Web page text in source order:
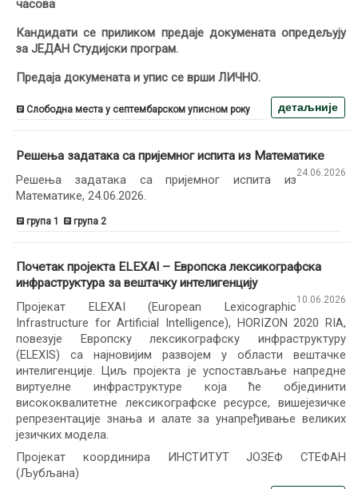
часова
Кандидати се приликом предаје докумената опредељују
за ЈЕДАН Студијски програм.
Предаја докумената и упис се врши ЛИЧНО.
Слободна места у септембарском уписном року детаљније
Решења задатака са пријемног испита из Математике
24.06.2026
Решења задатака са пријемног испита из
Математике, 24.06.2026.
група 1 група 2
Почетак пројекта ELEXAI – Европска лексикографска
инфраструктура за вештачку интелигенцију
10.06.2026
Пројекат ELEXAI (European Lexicographic
Infrastructure for Artificial Intelligence), HORIZON 2020 RIA,
повезује Европску лексикографску инфраструктуру
(ELEXIS) са најновијим развојем у области вештачке
интелигенције. Циљ пројекта је успостављање напредне
виртуелне инфраструктуре која ће објединити
висококвалитетне лексикографске ресурсе, вишејезичке
репрезентације знања и алате за унапређивање великих
језичких модела.
Пројекат координира ИНСТИТУТ ЈОЗЕФ СТЕФАН
(Љубљана)